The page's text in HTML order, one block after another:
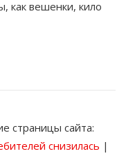
как вешенки, кило
страницы сайта:
снизилась |